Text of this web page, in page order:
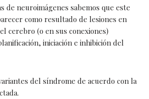
de neuroimágenes sabemos que este
como resultado de lesiones en
cerebro (o en sus conexiones)
iniciación e inhibición del
del síndrome de acuerdo con la